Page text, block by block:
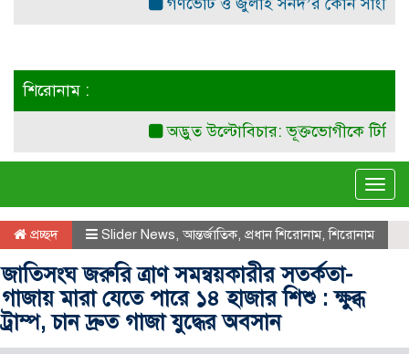
শিরোনাম :
অদ্ভুত উল্টোবিচার: ভূক্তভোগীকে টিসি দিল
প্রচ্ছদ Slider News, আন্তর্জাতিক, প্রধান শিরোনাম,শিরোনাম
জাতিসংঘ জরুরি ত্রাণ সমন্বয়কারীর সতর্কতা-
গাজায় মারা যেতে পারে ১৪ হাজার শিশু : ক্ষুব্ধ
ট্রাম্প, চান দ্রুত গাজা যুদ্ধের অবসান